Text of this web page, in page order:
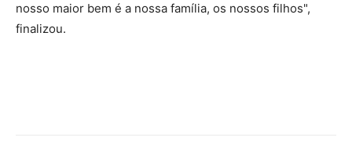
nosso maior bem é a nossa família, os nossos filhos",
finalizou.